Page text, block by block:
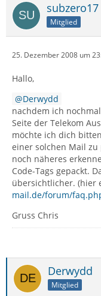
subzero17
Mitglied
25. Dezember 2008 um
Hallo,
Derwydd
nachdem ich
Seite der Telekom
möchte ich dich
einer solchen Mail
noch näheres
Code-Tags gepackt.
übersichtlicher. (hier
mail.de/forum/
Gruss Chris
Derwydd
Mitglied